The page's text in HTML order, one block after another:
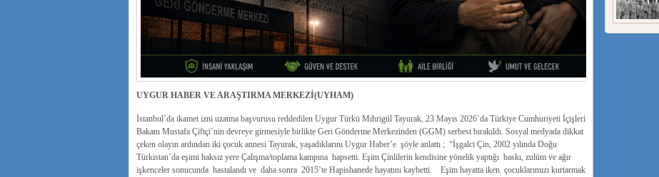
UYGUR HABER VE ARAŞTIRMA MERKEZİ(UYHAM)
İstanbul’da ikamet izni uzatma başvurusu reddedilen Uygur Türkü Mihrigül Tayurak, 23 Mayıs 2026’da Türkiye Cumhuriyeti İçişleri
Bakanı Mustafa Çiftçi’nin devreye girmesiyle birlikte Geri Gönderme Merkezinden (GGM) serbest bırakıldı. Sosyal medyada dikkat
çeken olayın ardından iki çocuk annesi Tayurak, yaşadıklarını Uygur Haber’e şöyle anlattı ; “İşgalci Çin, 2002 yılında Doğu
Türkistan’da eşimi haksız yere Çalışma/toplama kampına hapsetti. Eşim Çinlilerin kendisine yönelik yaptığı baskı, zulüm ve ağır
işkenceler sonucunda hastalandı ve daha sonra 2015’te Hapishanede hayatını kaybetti. Eşim hayatta iken çocuklarımızı kurtarmak